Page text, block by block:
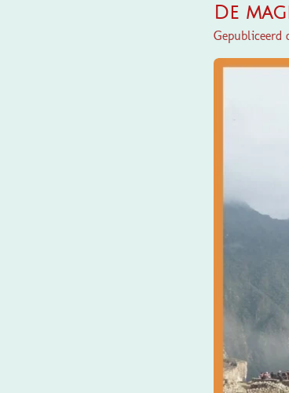
De
Gepubliceerd